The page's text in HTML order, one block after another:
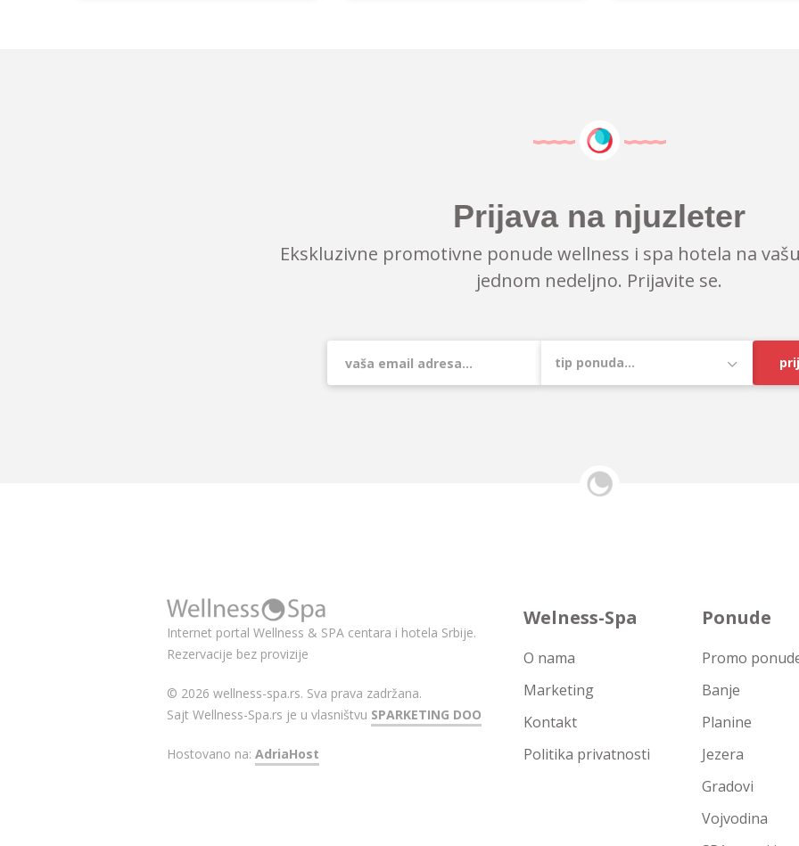
Prijava na njuzleter
Ekskluzivne promotivne ponude wellness i spa hotela na
jednom nedeljno. Prijavite se.
Internet portal Wellness & SPA centara i hotela Srbije.
Rezervacije bez provizije
© 2026 wellness-spa.rs. Sva prava zadržana.
Sajt Wellness-Spa.rs je u vlasništvu SPARKETING DOO
Hostovano na: AdriaHost
Welness-Spa
O nama
Marketing
Kontakt
Politika privatnosti
Ponude
Promo
Banje
Planine
Jezera
Gradovi
Vojvodina